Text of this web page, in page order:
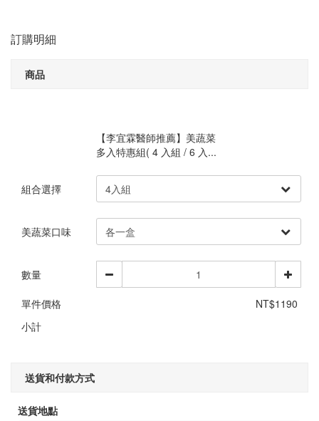
訂購明細
商品
【李宜霖醫師推薦】美蔬菜
多入特惠組( 4 入組 / 6 入...
組合選擇
美蔬菜口味
數量
單件價格
NT$1190
小計
送貨和付款方式
送貨地點